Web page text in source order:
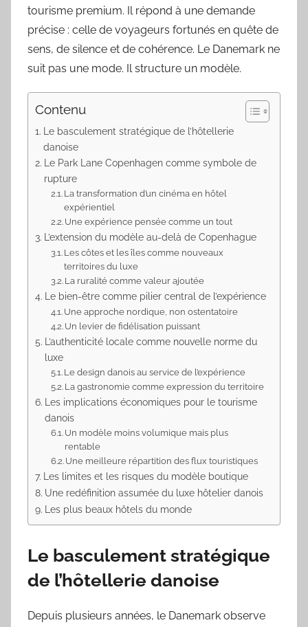
tourisme premium. Il répond à une demande
précise : celle de voyageurs fortunés en quête de
sens, de silence et de cohérence. Le Danemark ne
suit pas une mode. Il structure un modèle.
Contenu
Le basculement stratégique de l’hôtellerie
danoise
Le Park Lane Copenhagen comme symbole de
rupture
La transformation d’un cinéma en hôtel
expérientiel
Une expérience pensée comme un tout
L’extension du modèle au-delà de Copenhague
Les côtes et les îles comme nouveaux
territoires du luxe
La ruralité comme valeur ajoutée
Le bien-être comme pilier central de l’expérience
Une approche nordique, non ostentatoire
Un levier de fidélisation puissant
L’authenticité locale comme nouvelle norme du
luxe
Le design danois au service de l’expérience
La gastronomie comme expression du territoire
Les implications économiques pour le tourisme
danois
Un modèle moins volumique mais plus
rentable
Une meilleure répartition des flux touristiques
Les limites et les risques du modèle boutique
Une redéfinition assumée du luxe hôtelier danois
Les plus beaux hôtels du monde
Le basculement stratégique
de l’hôtellerie danoise
Depuis plusieurs années, le Danemark observe